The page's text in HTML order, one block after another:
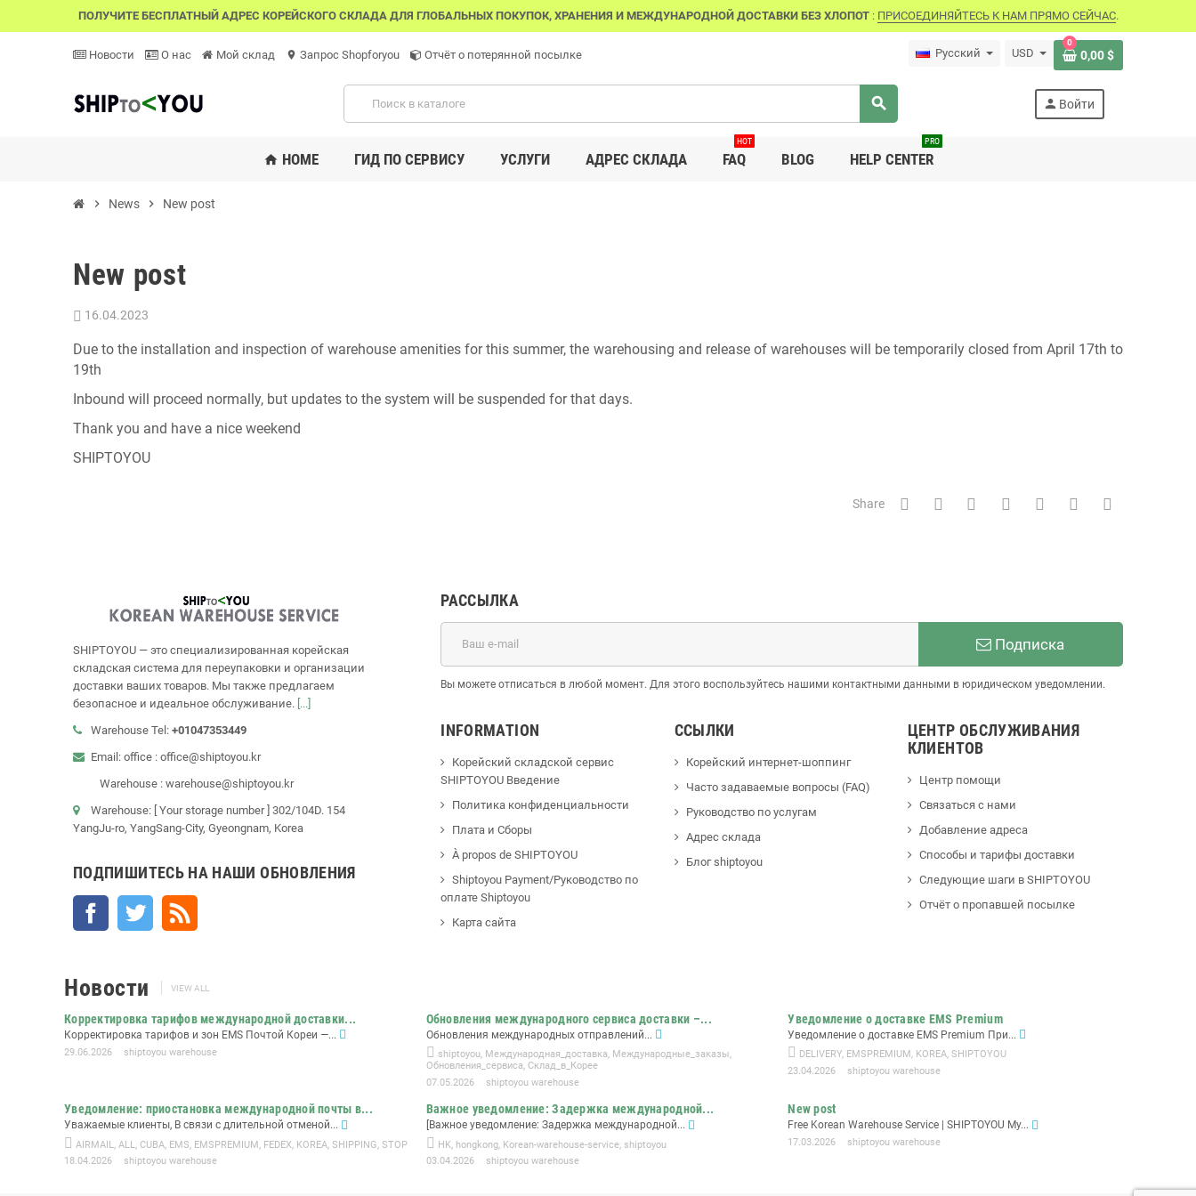
ПОЛУЧИТЕ БЕСПЛАТНЫЙ АДРЕС КОРЕЙСКОГО СКЛАДА ДЛЯ ГЛОБАЛЬНЫХ ПОКУПОК, ХРАНЕНИЯ И МЕЖДУНАРОДНОЙ ДОСТАВКИ БЕЗ ХЛОПОТ: ПРИСОЕДИНЯЙТЕСЬ К НАМ ПРЯМО СЕЙЧАС.
Новости О нас Мой склад location_on Запрос Shopforyou Отчёт о потерянной посылке Русский USD
0
0,00 $
search person Войти
home HOME ГИД ПО СЕРВИСУ УСЛУГИ АДРЕС СКЛАДА FAQ
HOT
BLOG HELP CENTER
PRO
chevron_right News chevron_right New post
New post
16.04.2023
Due to the installation and inspection of warehouse amenities for this summer, the warehousing and release of warehouses will be temporarily closed from April 17th to
19th
Inbound will proceed normally, but updates to the system will be suspended for that days.
Thank you and have a nice weekend
SHIPTOYOU
Share
SHIPTOYOU — это специализированная корейская
складская система для переупаковки и организации
доставки ваших товаров. Мы также предлагаем
безопасное и идеальное обслуживание. [...]
Warehouse Tel: +01047353449
Email: office : office@shiptoyou.kr
Warehouse : warehouse@shiptoyou.kr
Warehouse: [ Your storage number ] 302/104D. 154
YangJu-ro, YangSang-City, Gyeongnam, Korea
ПОДПИШИТЕСЬ НА НАШИ ОБНОВЛЕНИЯ
Facebook Twitter
РАССЫЛКА
Подписка
Вы можете отписаться в любой момент. Для этого воспользуйтесь нашими контактными данными в юридическом уведомлении.
INFORMATION
Корейский складской сервис
SHIPTOYOU Введение
Политика конфиденциальности
Плата и Сборы
À propos de SHIPTOYOU
Shiptoyou Payment/Руководство по
оплате Shiptoyou
Карта сайта
ССЫЛКИ
Корейский интернет-шоппинг
Часто задаваемые вопросы (FAQ)
Руководство по услугам
Адрес склада
Блог shiptoyou
ЦЕНТР ОБСЛУЖИВАНИЯ
КЛИЕНТОВ
Центр помощи
Связаться с нами
Добавление адреса
Способы и тарифы доставки
Следующие шаги в SHIPTOYOU
Отчёт о пропавшей посылке
Новости VIEW ALL
Корректировка тарифов международной доставки...
Корректировка тарифов и зон EMS Почтой Кореи —...
29.06.2026 shiptoyou warehouse
Обновления международного сервиса доставки –...
Обновления международных отправлений...
shiptoyou, Международная_доставка, Международные_заказы,
Обновления_сервиса, Склад_в_Корее
07.05.2026
shiptoyou warehouse
Уведомление о доставке EMS Premium
Уведомление о доставке EMS Premium При...
DELIVERY, EMSPREMIUM , KOREA, SHIPTOYOU
23.04.2026
shiptoyou warehouse
Уведомление: приостановка международной почты в...
Уважаемые клиенты, В связи с длительной отменой...
AIRMAIL, ALL, CUBA, EMS, EMSPREMIUM, FEDEX, KOREA, SHIPPING, STOP
18.04.2026
shiptoyou warehouse
Важное уведомление: Задержка международной...
[Важное уведомление: Задержка международной...
HK, hongkong, Korean-warehouse-service, shiptoyou
03.04.2026
shiptoyou warehouse
New post
Free Korean Warehouse Service | SHIPTOYOU My...
17.03.2026 shiptoyou warehouse